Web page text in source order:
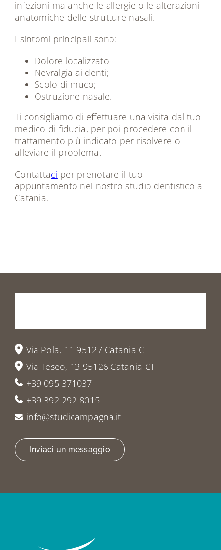
infezioni ma anche le allergie o le alterazioni
anatomiche delle strutture nasali.
I sintomi principali sono:
Dolore localizzato;
Nevralgia ai denti;
Scolo di muco;
Ostruzione nasale.
Ti consigliamo di effettuare una visita dal tuo
medico di fiducia, per poi procedere con il
trattamento più indicato per risolvere o
alleviare il problema.
Contattaci per prenotare il tuo
appuntamento nel nostro studio dentistico a
Catania.
Via Pola, 11 95127 Catania CT
Via Teseo, 13 95126 Catania CT
+39 095 371037
+39 392 292 8015
info@studicampagna.it
Inviaci un messaggio